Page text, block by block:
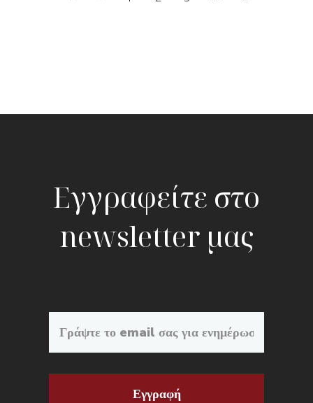
Εγγραφείτε στο
newsletter μας
Εγγραφή